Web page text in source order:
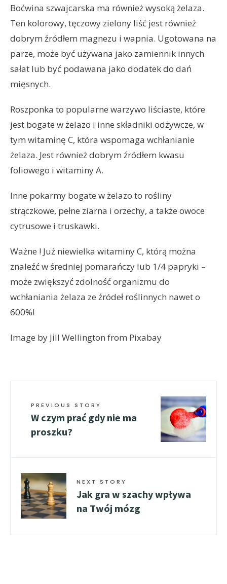
Boćwina szwajcarska ma również wysoką żelaza.
Ten kolorowy, tęczowy zielony liść jest również
dobrym źródłem magnezu i wapnia. Ugotowana na
parze, może być używana jako zamiennik innych
sałat lub być podawana jako dodatek do dań
mięsnych.
Roszponka to popularne warzywo liściaste, które
jest bogate w żelazo i inne składniki odżywcze, w
tym witaminę C, która wspomaga wchłanianie
żelaza. Jest również dobrym źródłem kwasu
foliowego i witaminy A.
Inne pokarmy bogate w żelazo to rośliny
strączkowe, pełne ziarna i orzechy, a także owoce
cytrusowe i truskawki.
Ważne ! Już niewielka witaminy C, którą można
znaleźć w średniej pomarańczy lub 1/4 papryki –
może zwiększyć zdolność organizmu do
wchłaniania żelaza ze źródeł roślinnych nawet o
600%!
Image by Jill Wellington from Pixabay
PREVIOUS STORY
W czym prać gdy nie ma
proszku?
NEXT STORY
Jak gra w szachy wpływa
na Twój mózg